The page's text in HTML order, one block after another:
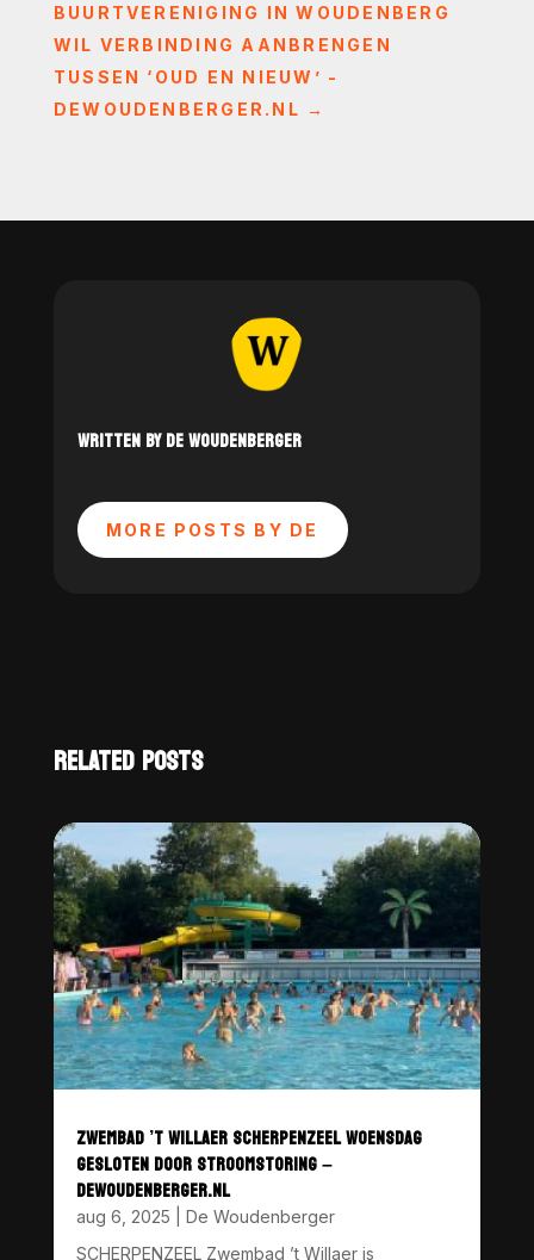
BUURTVERENIGING IN WOUDENBERG
WIL VERBINDING AANBRENGEN
TUSSEN ‘OUD EN NIEUW’ -
DEWOUDENBERGER.NL →
WRITTEN BY DE WOUDENBERGER
MORE POSTS BY DE
RELATED POSTS
ZWEMBAD ’T WILLAER SCHERPENZEEL WOENSDAG
GESLOTEN DOOR STROOMSTORING –
DEWOUDENBERGER.NL
aug 6, 2025
De Woudenberger
SCHERPENZEEL Zwembad ’t Willaer is